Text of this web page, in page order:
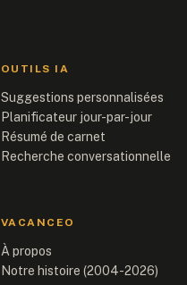
OUTILS IA
Suggestions personnalisées
Planificateur jour-par-jour
Résumé de carnet
Recherche conversationnelle
VACANCEO
À propos
Notre histoire (2004-2026)